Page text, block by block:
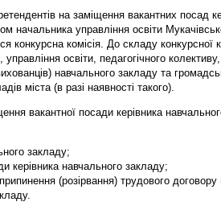
на заміщення вакантних посад
начальника управління освіти
конкурсна комісія. До складу конкурсної
освіти, педагогічного
навчального закладу та
міста (в разі наявності такого).
вакантної посади керівника
закладу;
керівника навчального закладу;
(розірвання) трудового договору